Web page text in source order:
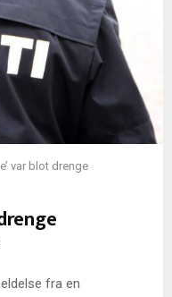
var blot drenge
fra en